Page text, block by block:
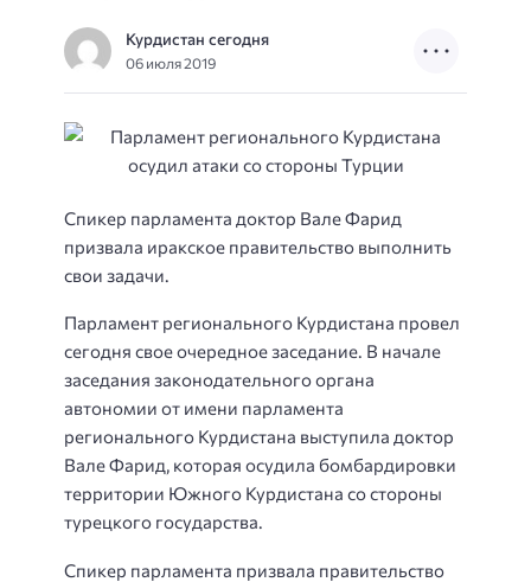
Курдистан сегодня
06 июля 2019
Спикер парламента доктор Вале Фарид
призвала иракское правительство выполнить
свои задачи.
Парламент регионального Курдистана провел
сегодня свое очередное заседание. В начале
заседания законодательного органа
автономии от имени парламента
регионального Курдистана выступила доктор
Вале Фарид, которая осудила бомбардировки
территории Южного Курдистана со стороны
турецкого государства.
Спикер парламента призвала правительство